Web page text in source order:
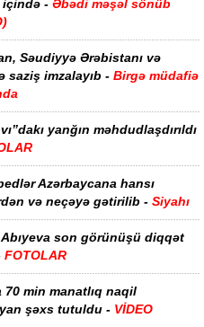
- Əbədi məşəl sönüb
Səudiyyə Ərəbistanı və
saziş imzalayıb - Birgə müdafiə
yanğın məhdudlaşdırıldı
Azərbaycana hansı
və neçəyə gətirilib - Siyahı
son görünüşü diqqət
FOTOLAR
70 min manatlıq naqil
şəxs tutuldu - VİDEO